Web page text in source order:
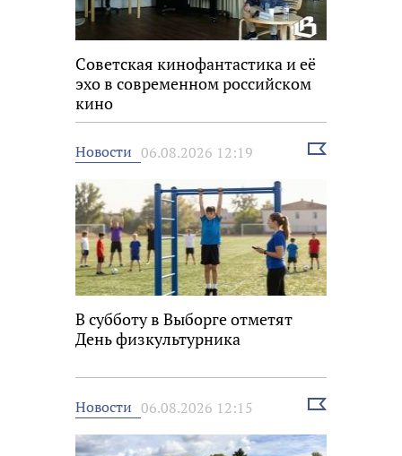
Советская кинофантастика и её
эхо в современном российском
кино
Новости 06.08.2026 12:19
Выбрать
В субботу в Выборге отметят
День физкультурника
Новости 06.08.2026 12:15
Выбрать